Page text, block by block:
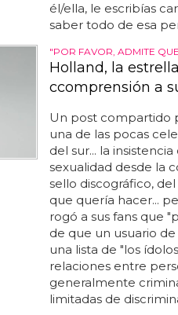
él/ella, le escribías
saber todo de esa
"POR FAVOR, ADMITE
Holland, la
ccomprensión a
Un post compartido
una de las pocas
del sur... la insistencia
sexualidad desde la
sello discográfico,
que quería hacer...
rogó a sus fans que
de que un usuario
una lista de "los
relaciones entre
generalmente
limitadas de